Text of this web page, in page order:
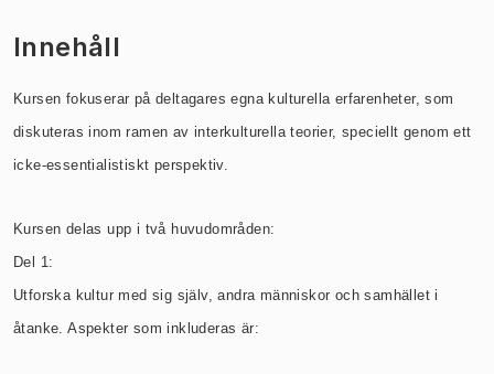
Innehåll
Kursen fokuserar på deltagares egna kulturella erfarenheter, som
diskuteras inom ramen av interkulturella teorier, speciellt genom ett
icke-essentialistiskt perspektiv.
Kursen delas upp i två huvudområden:
Del 1:
Utforska kultur med sig själv, andra människor och samhället i
åtanke. Aspekter som inkluderas är: